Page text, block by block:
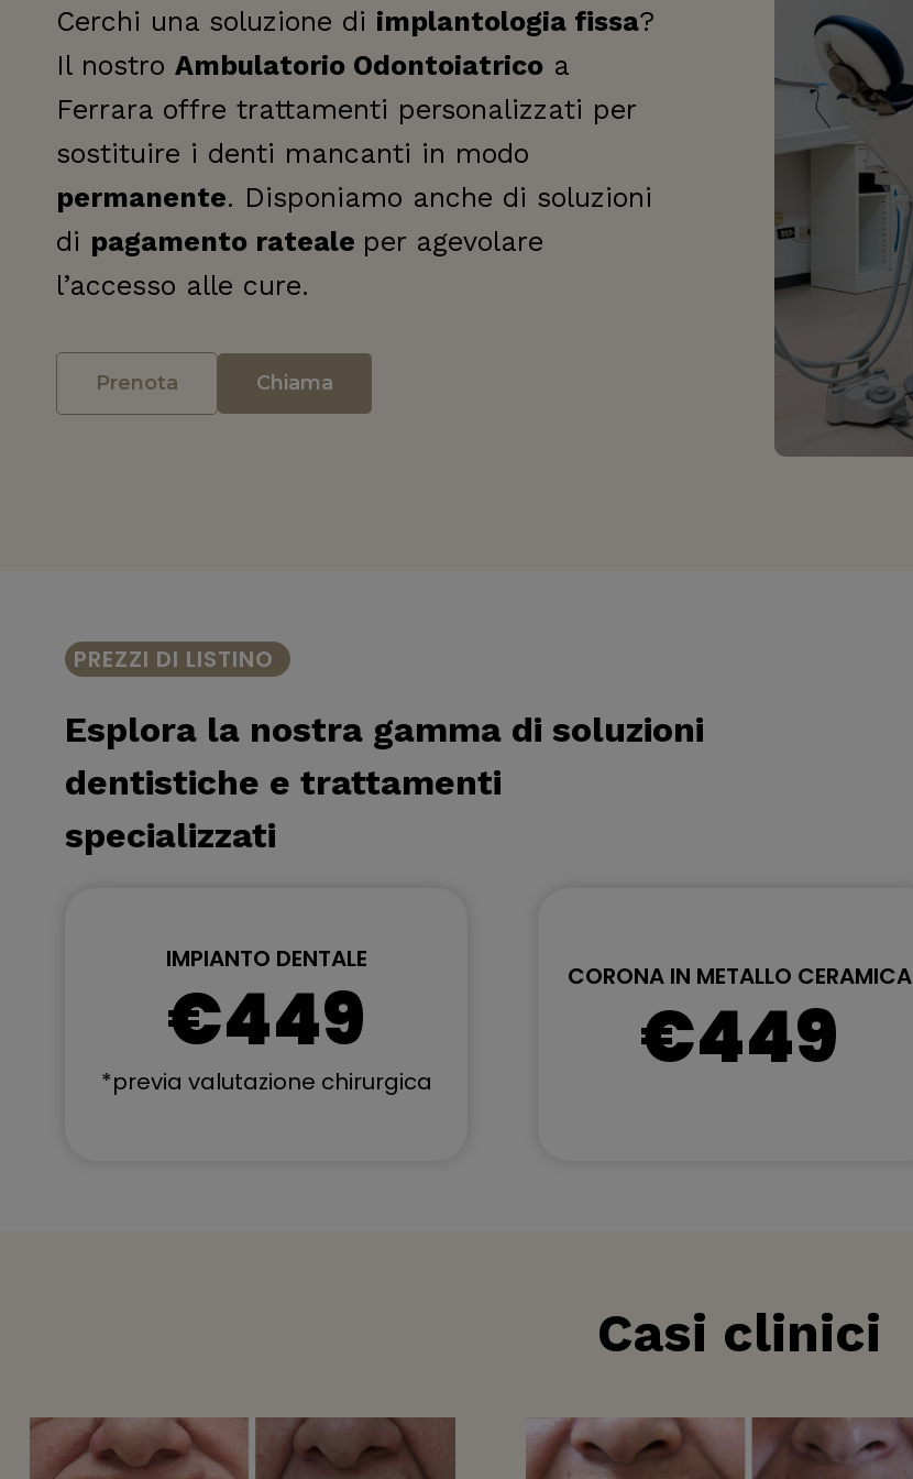
Cerchi una soluzione di implantologia fissa?
Il nostro Ambulatorio Odontoiatrico a
Ferrara offre trattamenti personalizzati per
sostituire i denti mancanti in modo
permanente. Disponiamo anche di soluzioni
di pagamento rateale per agevolare
l’accesso alle cure.
Prenota Chiama
PREZZI DI LISTINO
Esplora la nostra gamma di soluzioni
dentistiche e trattamenti
specializzati
IMPIANTO DENTALE
€449
*previa valutazione chirurgica
CORONA IN METALLO CERAMICA
€449
Casi clinici